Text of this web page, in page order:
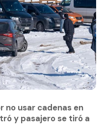
y pasajero se tiró a
no usar cadenas en
y pasajero se tiró a